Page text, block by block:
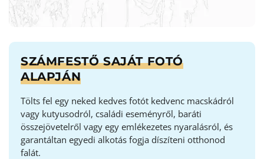
SZÁMFESTŐ SAJÁT FOTÓ
ALAPJÁN
Tölts fel egy neked kedves fotót kedvenc macskádról
vagy kutyusodról, családi eseményről, baráti
összejövetelről vagy egy emlékezetes nyaralásról, és
garantáltan egyedi alkotás fogja díszíteni otthonod
falát.